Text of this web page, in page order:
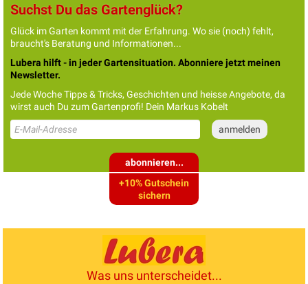
Suchst Du das Gartenglück?
Glück im Garten kommt mit der Erfahrung. Wo sie (noch) fehlt,
braucht's Beratung und Informationen...
Lubera hilft - in jeder Gartensituation. Abonniere jetzt meinen
Newsletter.
Jede Woche Tipps & Tricks, Geschichten und heisse Angebote, da
wirst auch Du zum Gartenprofi! Dein Markus Kobelt
abonnieren...
+10% Gutschein
sichern
Was uns unterscheidet...